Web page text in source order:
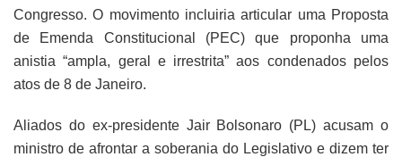
Congresso. O movimento incluiria articular uma Proposta
de Emenda Constitucional (PEC) que proponha uma
anistia “ampla, geral e irrestrita” aos condenados pelos
atos de 8 de Janeiro.
Aliados do ex-presidente Jair Bolsonaro (PL) acusam o
ministro de afrontar a soberania do Legislativo e dizem ter